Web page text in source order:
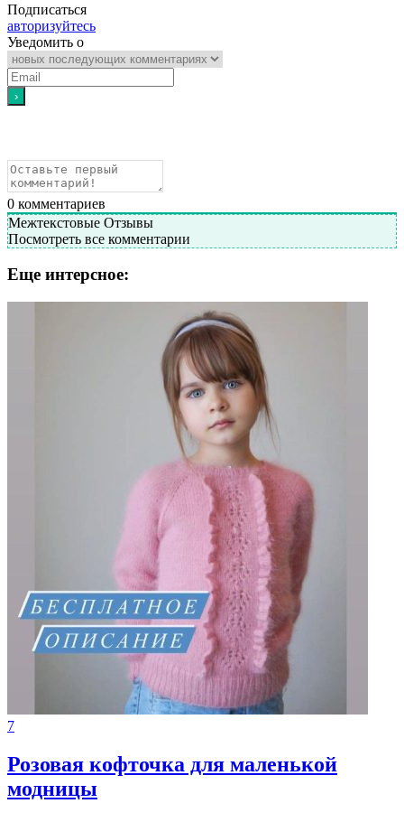
Подписаться
авторизуйтесь
Уведомить о
0 комментариев
Межтекстовые Отзывы
Посмотреть все комментарии
Еще интерсное:
7
Розовая кофточка для маленькой
модницы